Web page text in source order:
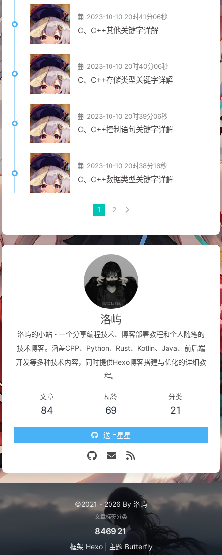
2023-10-10 20时41分06秒
C、C++其他关键字详解
2023-10-10 20时40分06秒
C、C++存储类型关键字详解
2023-10-10 20时39分06秒
C、C++控制语句关键字详解
2023-10-10 20时38分16秒
C、C++数据类型关键字详解
1 2
洛屿
洛屿的小站 - 一个分享编程技术、博客部署教程和个人随笔的
技术博客。涵盖CPP、Python、Rust、Kotlin、Java、前后端
开发等多种技术内容，同时提供Hexo博客搭建与优化的详细教
程。
文章
84
标签
69
分类
21
送上星星
©2021 - 2026 By 洛屿
文章
84
标签
69
分类
21
框架 Hexo 主题 Butterfly